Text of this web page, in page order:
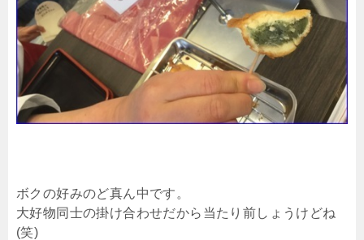
ボクの好みのど真ん中です。
大好物同士の掛け合わせだから当たり前しょうけどね
(笑)